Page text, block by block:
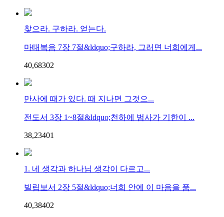
찾으라. 구하라. 얻는다.
마태복음 7장 7절&ldquo;구하라, 그러면 너희에게...
40,68302
만사에 때가 있다. 때 지나면 그것으...
전도서 3장 1~8절&ldquo;천하에 범사가 기한이 ...
38,23401
1. 네 생각과 하나님 생각이 다르고...
빌립보서 2장 5절&ldquo;너희 안에 이 마음을 품...
40,38402